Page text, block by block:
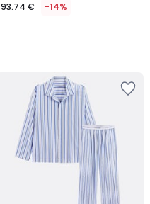
93.74 € -14%